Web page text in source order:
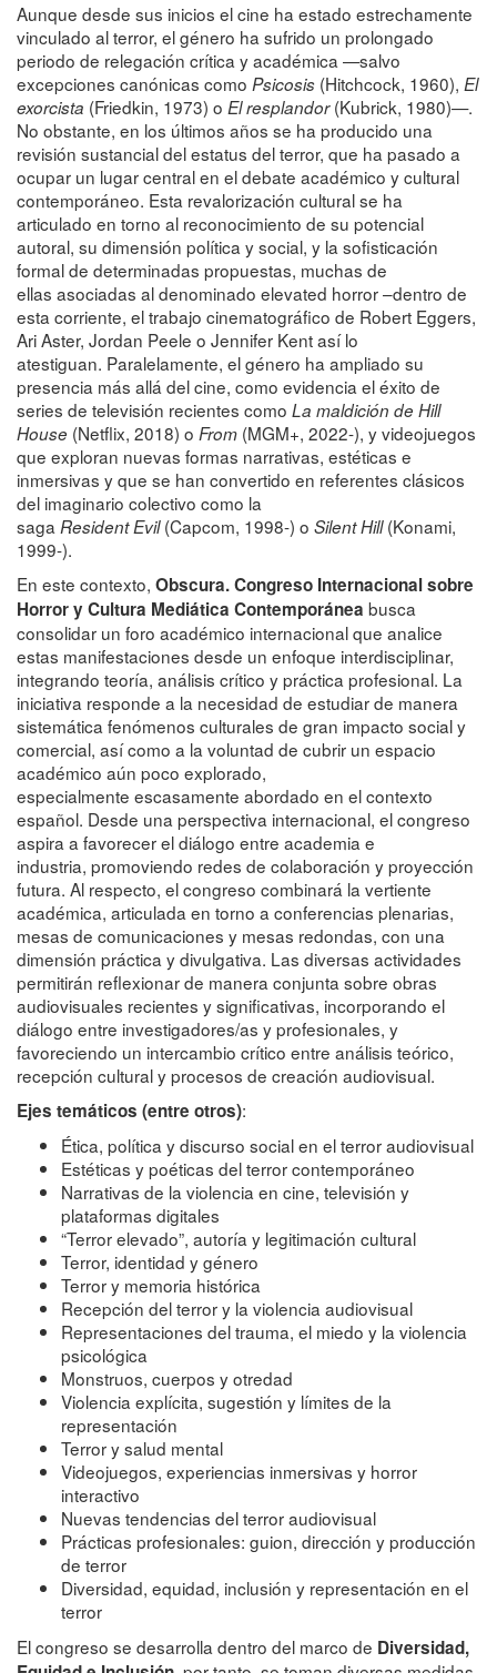
Aunque desde sus inicios el cine ha estado estrechamente
vinculado al terror, el género ha sufrido un prolongado
periodo de relegación crítica y académica —salvo
excepciones canónicas como Psicosis (Hitchcock, 1960), El
exorcista (Friedkin, 1973) o El resplandor(Kubrick, 1980)—.
No obstante, en los últimos años se ha producido una
revisión sustancial del estatus del terror, que ha pasado a
ocupar un lugar central en el debate académico y cultural
contemporáneo. Esta revalorización cultural se ha
articulado en torno al reconocimiento de su potencial
autoral, su dimensión política y social, y la sofisticación
formal de determinadas propuestas, muchas de
ellas asociadas al denominado elevated horror –dentro de
esta corriente, el trabajo cinematográfico de Robert Eggers,
Ari Aster, Jordan Peele o Jennifer Kent así lo
atestiguan. Paralelamente, el género ha ampliado su
presencia más allá del cine, como evidencia el éxito de
series de televisión recientes como La maldición de Hill
House (Netflix, 2018) o From (MGM+, 2022-), y videojuegos
que exploran nuevas formas narrativas, estéticas e
inmersivas y que se han convertido en referentes clásicos
del imaginario colectivo como la
sagaResident Evil(Capcom, 1998-) o Silent Hill(Konami,
1999-).
En este contexto, Obscura. Congreso Internacional sobre
Horror y Cultura Mediática Contemporánea busca
consolidar un foro académico internacional que analice
estas manifestaciones desde un enfoque interdisciplinar,
integrando teoría, análisis crítico y práctica profesional. La
iniciativa responde a la necesidad de estudiar de manera
sistemática fenómenos culturales de gran impacto social y
comercial, así como a la voluntad de cubrir un espacio
académico aún poco explorado,
especialmente escasamente abordado en el contexto
español. Desde una perspectiva internacional, el congreso
aspira a favorecer el diálogo entre academia e
industria, promoviendo redes de colaboración y proyección
futura. Al respecto, el congreso combinará la vertiente
académica, articulada en torno a conferencias plenarias,
mesas de comunicaciones y mesas redondas, con una
dimensión práctica y divulgativa. Las diversas actividades
permitirán reflexionar de manera conjunta sobre obras
audiovisuales recientes y significativas, incorporando el
diálogo entre investigadores/as y profesionales, y
favoreciendo un intercambio crítico entre análisis teórico,
recepción cultural y procesos de creación audiovisual.
Ejes temáticos (entre otros):
Ética, política y discurso social en el terror audiovisual
Estéticas y poéticas del terror contemporáneo
Narrativas de la violencia en cine, televisión y
plataformas digitales
“Terror elevado”, autoría y legitimación cultural
Terror, identidad y género
Terror y memoria histórica
Recepción del terror y la violencia audiovisual
Representaciones del trauma, el miedo y la violencia
psicológica
Monstruos, cuerpos y otredad
Violencia explícita, sugestión y límites de la
representación
Terror y salud mental
Videojuegos, experiencias inmersivas y horror
interactivo
Nuevas tendencias del terror audiovisual
Prácticas profesionales: guion, dirección y producción
de terror
Diversidad, equidad, inclusión y representación en el
terror
El congreso se desarrolla dentro del marco de Diversidad,